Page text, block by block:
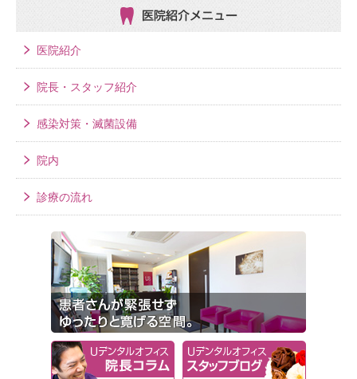
医院紹介メニュー
医院紹介
院長・スタッフ紹介
感染対策・滅菌設備
院内
診療の流れ